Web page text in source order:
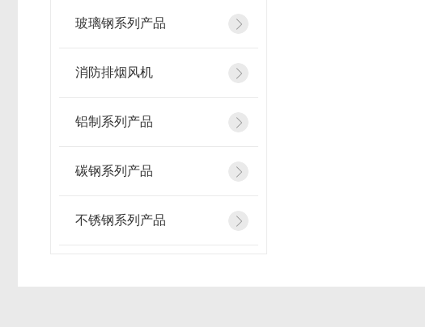
玻璃钢系列产品
消防排烟风机
铝制系列产品
碳钢系列产品
不锈钢系列产品